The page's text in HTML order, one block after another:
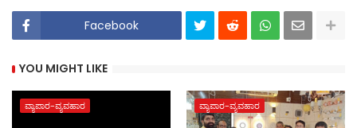
Facebook
YOU MIGHT LIKE
ವ್ಯಾಪಾರ-ವ್ಯವಹಾರ ವ್ಯಾಪಾರ-ವ್ಯವಹಾರ